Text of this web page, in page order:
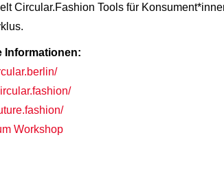
Circular.Fashion Tools für
Informationen:
Workshop